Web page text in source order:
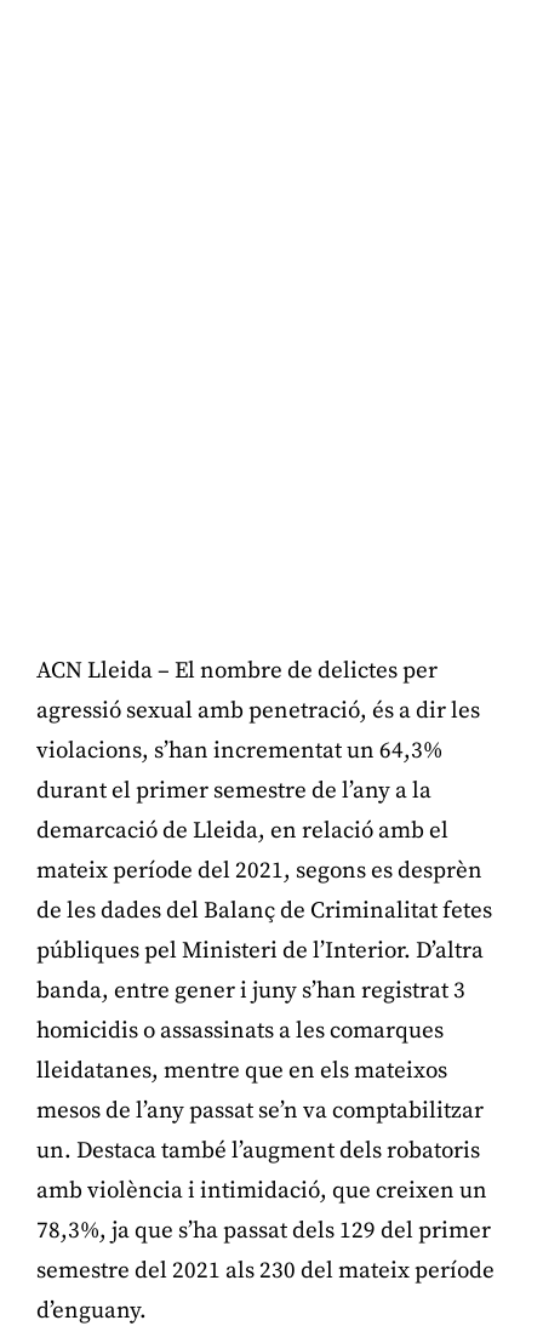
ACN Lleida – El nombre de delictes per
agressió sexual amb penetració, és a dir les
violacions, s’han incrementat un 64,3%
durant el primer semestre de l’any a la
demarcació de Lleida, en relació amb el
mateix període del 2021, segons es desprèn
de les dades del Balanç de Criminalitat fetes
públiques pel Ministeri de l’Interior. D’altra
banda, entre gener i juny s’han registrat 3
homicidis o assassinats a les comarques
lleidatanes, mentre que en els mateixos
mesos de l’any passat se’n va comptabilitzar
un. Destaca també l’augment dels robatoris
amb violència i intimidació, que creixen un
78,3%, ja que s’ha passat dels 129 del primer
semestre del 2021 als 230 del mateix període
d’enguany.